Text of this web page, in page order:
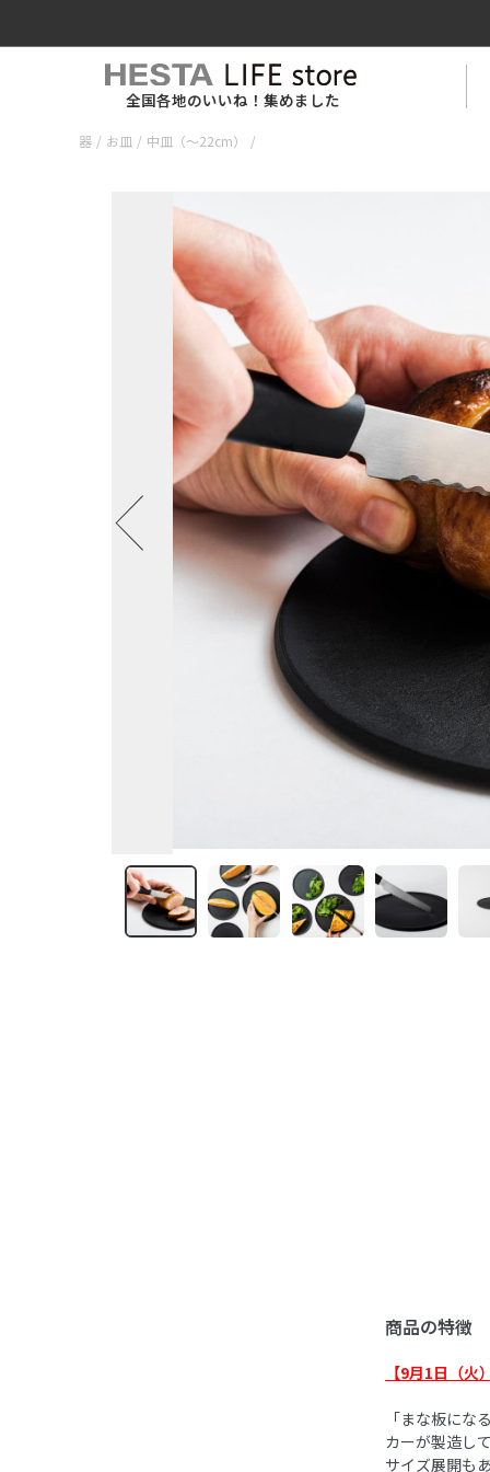
全国各地のいいね！集めました
器 / お皿 / 中皿（〜22cm） /
商品の特徴
【9月1日（
「まな板に
カーが製造し
サイズ展開も